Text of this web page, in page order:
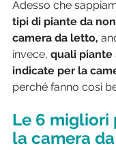
Adesso che
tipi di piante da
camera da letto,
invece, quali piante
indicate per la
perché fanno così
Le 6 migliori
la camera